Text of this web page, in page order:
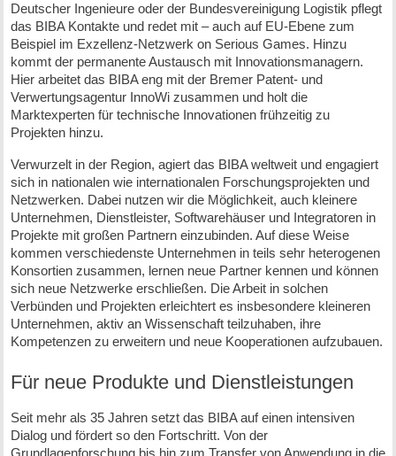
Deutscher Ingenieure oder der Bundesvereinigung Logistik pflegt
das BIBA Kontakte und redet mit – auch auf EU-Ebene zum
Beispiel im Exzellenz-Netzwerk on Serious Games. Hinzu
kommt der permanente Austausch mit Innovationsmanagern.
Hier arbeitet das BIBA eng mit der Bremer Patent- und
Verwertungsagentur InnoWi zusammen und holt die
Marktexperten für technische Innovationen frühzeitig zu
Projekten hinzu.
Verwurzelt in der Region, agiert das BIBA weltweit und engagiert
sich in nationalen wie internationalen Forschungsprojekten und
Netzwerken. Dabei nutzen wir die Möglichkeit, auch kleinere
Unternehmen, Dienstleister, Softwarehäuser und Integratoren in
Projekte mit großen Partnern einzubinden. Auf diese Weise
kommen verschiedenste Unternehmen in teils sehr heterogenen
Konsortien zusammen, lernen neue Partner kennen und können
sich neue Netzwerke erschließen. Die Arbeit in solchen
Verbünden und Projekten erleichtert es insbesondere kleineren
Unternehmen, aktiv an Wissenschaft teilzuhaben, ihre
Kompetenzen zu erweitern und neue Kooperationen aufzubauen.
Für neue Produkte und Dienstleistungen
Seit mehr als 35 Jahren setzt das BIBA auf einen intensiven
Dialog und fördert so den Fortschritt. Von der
Grundlagenforschung bis hin zum Transfer von Anwendung in die